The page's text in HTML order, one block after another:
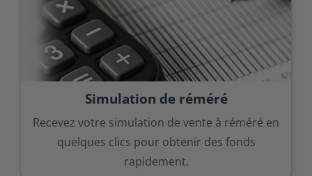
Simulation de réméré
Recevez votre simulation de vente à réméré en
quelques clics pour obtenir des fonds
rapidement.